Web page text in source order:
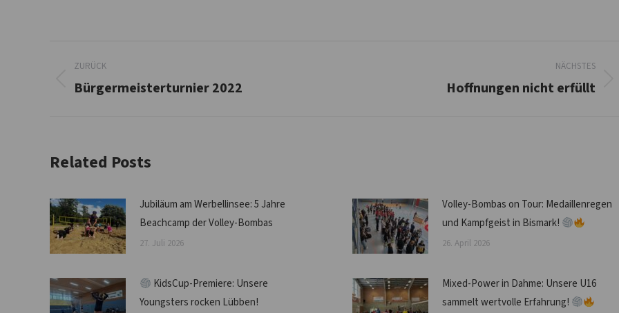
Kommentarnavigation
ZURÜCK
Vorheriger
Bürgermeisterturnier 2022
NÄCHSTES
Hoffnungen nicht erfüllt
Related Posts
Jubiläum am Werbellinsee: 5 Jahre
Beachcamp der Volley-Bombas
27. Juli 2026
Volley-Bombas on Tour: Medaillenregen
und Kampfgeist in Bismark!
26. April 2026
KidsCup-Premiere: Unsere
Youngsters rocken Lübben!
Mixed-Power in Dahme: Unsere U16
sammelt wertvolle Erfahrung!